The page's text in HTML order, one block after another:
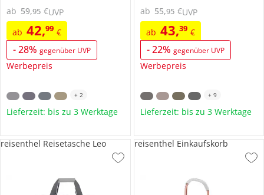
ab 42,99 €
-28% gegenüber UVP
Werbepreis
ab 59,95 €UVP
+ 2
Lieferzeit: bis zu 3 Werktage
ab 43,39 €
-22% gegenüber UVP
Werbepreis
ab 55,95 €UVP
+ 9
Lieferzeit: bis zu 3 Werktage
reisenthel Reisetasche Leo reisenthel Einkaufskorb